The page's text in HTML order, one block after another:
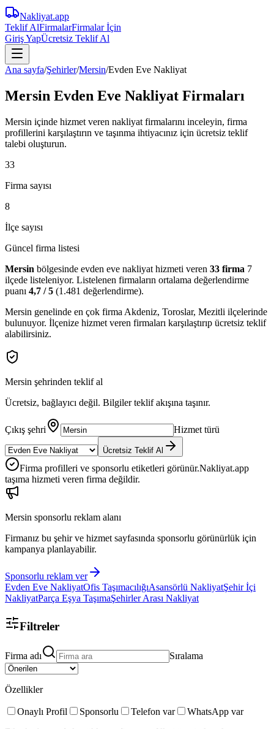
Nakliyat.app
Teklif AlFirmalarFirmalar İçin
Giriş YapÜcretsiz Teklif Al
Ana sayfa/Şehirler/Mersin/Evden Eve Nakliyat
Mersin Evden Eve Nakliyat Firmaları
Mersin içinde hizmet veren nakliyat firmalarını inceleyin, firma
profillerini karşılaştırın ve taşınma ihtiyacınız için ücretsiz teklif
talebi oluşturun.
33
Firma sayısı
8
İlçe sayısı
Güncel firma listesi
Mersin bölgesinde evden eve nakliyat hizmeti veren 33 firma 7
ilçede listeleniyor. Listelenen firmaların ortalama değerlendirme
puanı 4,7 / 5 (1.481 değerlendirme).
Mersin genelinde en çok firma Akdeniz, Toroslar, Mezitli ilçelerinde
bulunuyor. İlçenize hizmet veren firmaları karşılaştırıp ücretsiz teklif
alabilirsiniz.
Mersin şehrinden teklif al
Ücretsiz, bağlayıcı değil. Bilgiler teklif akışına taşınır.
Çıkış şehri Hizmet türü
Ücretsiz Teklif Al
Firma profilleri ve sponsorlu etiketleri görünür.Nakliyat.app
taşıma hizmeti veren firma değildir.
Mersin sponsorlu reklam alanı
Firmanız bu şehir ve hizmet sayfasında sponsorlu görünürlük için
kampanya planlayabilir.
Sponsorlu reklam ver
Evden Eve NakliyatOfis TaşımacılığıAsansörlü NakliyatŞehir İçi
NakliyatParça Eşya TaşımaŞehirler Arası Nakliyat
Filtreler
Firma adı Sıralama
Özellikler
Onaylı Profil Sponsorlu Telefon var
WhatsApp var